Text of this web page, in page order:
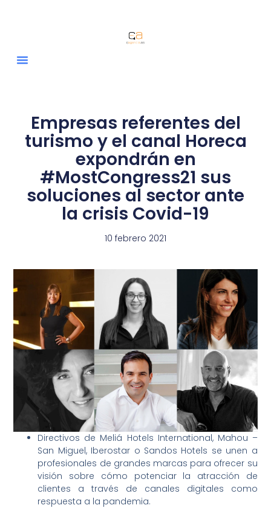
Empresas referentes del
turismo y el canal Horeca
expondrán en
#MostCongress21 sus
soluciones al sector ante
la crisis Covid-19
10 febrero 2021
Directivos de Meliá Hotels International, Mahou –
San Miguel, Iberostar o Sandos Hotels se unen a
profesionales de grandes marcas para ofrecer su
visión sobre cómo potenciar la atracción de
clientes a través de canales digitales como
respuesta a la pandemia.